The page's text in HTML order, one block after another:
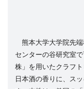
熊本大学大学院先端
センターの谷研究室
株」を用いたクラフ
日本酒の香りに、ス